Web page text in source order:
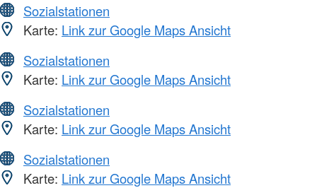
Sozialstationen
Karte: Link zur Google Maps Ansicht
Sozialstationen
Karte: Link zur Google Maps Ansicht
Sozialstationen
Karte: Link zur Google Maps Ansicht
Sozialstationen
Karte: Link zur Google Maps Ansicht